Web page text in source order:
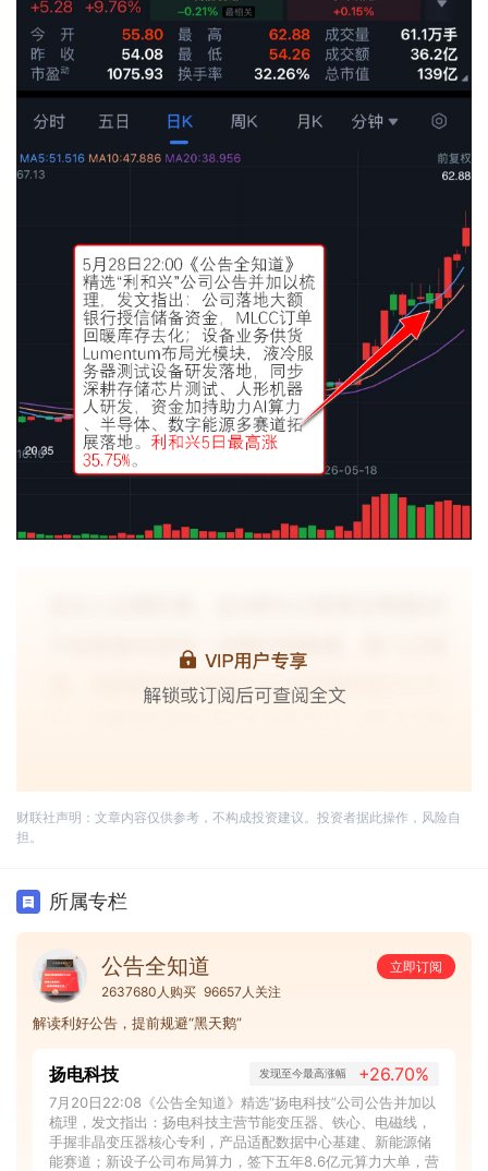
财联社声明：文章内容仅供参考，不构成投资建议。投资者据此操作，风险自
担。
所属专栏
公告全知道
立即订阅
2637680人购买 96657人关注
解读利好公告，提前规避“黑天鹅”
扬电科技 发现至今最高涨幅 +26.70%
7月20日22:08《公告全知道》精选“扬电科技”公司公告并加以
梳理，发文指出：扬电科技主营节能变压器、铁心、电磁线，
手握非晶变压器核心专利，产品适配数据中心基建、新能源储
能赛道；新设子公司布局算力，签下五年8.6亿元算力大单，营